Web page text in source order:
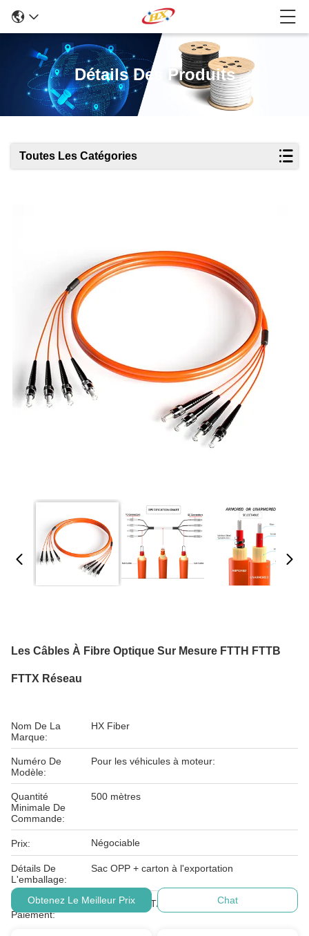
Détails Des Produits
Toutes Les Catégories
Les Câbles À Fibre Optique Sur Mesure FTTH FTTB
FTTX Réseau
Nom De La
Marque:
HX Fiber
Numéro De
Modèle:
Pour les véhicules à moteur:
Quantité
Minimale De
Commande:
500 mètres
Prix: Négociable
Détails De
L'emballage:
Sac OPP + carton à l'exportation
Conditions De
Paiement:
LC, D/A, D/P, T/T, Western Union, MoneyGram
Obtenez Le Meilleur Prix Chat